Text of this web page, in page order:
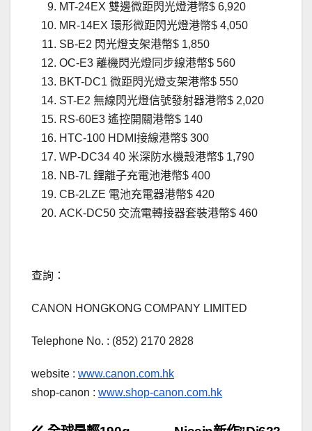
MT-24EX 雙邊微距閃光燈港幣$ 6,920
MR-14EX 環形微距閃光燈港幣$ 4,050
SB-E2 閃光燈支架港幣$ 1,850
OC-E3 離機閃光燈同步線港幣$ 560
BKT-DC1 微距閃光燈支架港幣$ 550
ST-E2 無線閃光燈信號發射器港幣$ 2,020
RS-60E3 遙控開關港幣$ 140
HTC-100 HDMI接線港幣$ 300
WP-DC34 40 米深防水機殼港幣$ 1,790
NB-7L 鋰離子充電池港幣$ 400
CB-2LZE 電池充電器港幣$ 420
ACK-DC50 交流電轉接器套裝港幣$ 460
查詢：
CANON HONGKONG COMPANY LIMITED
Telephone No. : (852) 2170 2828
website : www.canon.com.hk
shop-canon : www.shop-canon.com.hk